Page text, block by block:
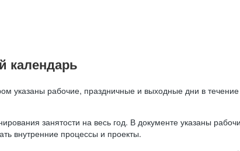
календарь
указаны рабочие, праздничные и выходные дни в
занятости на весь год. В документе указаны
внутренние процессы и проекты.